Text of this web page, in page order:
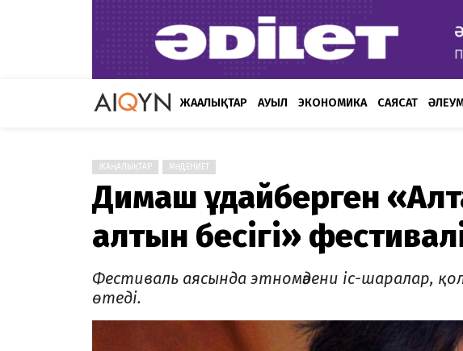
ЖАҢАЛЫҚТАР АУЫЛ ЭКОНОМИКА САЯСАТ
ЖАҢАЛЫҚТАР МӘДЕНИЕТ
Димаш Құдайберген
алтын бесігі»
Фестиваль аясында этномәдени іс-шаралар,
өтеді.